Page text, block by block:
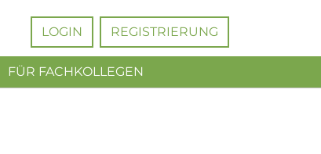
LOGIN REGISTRIERUNG
FÜR FACHKOLLEGEN